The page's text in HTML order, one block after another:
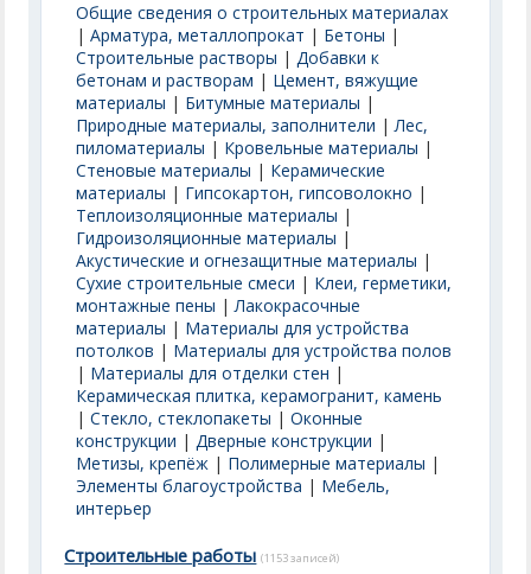
Общие сведения о строительных материалах
|Арматура, металлопрокат | Бетоны |
Строительные растворы |Добавки к
бетонам и растворам | Цемент, вяжущие
материалы | Битумные материалы |
Природные материалы, заполнители |Лес,
пиломатериалы | Кровельные материалы |
Стеновые материалы | Керамические
материалы | Гипсокартон, гипсоволокно |
Теплоизоляционные материалы |
Гидроизоляционные материалы |
Акустические и огнезащитные материалы |
Сухие строительные смеси | Клеи, герметики,
монтажные пены |Лакокрасочные
материалы | Материалы для устройства
потолков | Материалы для устройства полов
| Материалы для отделки стен |
Керамическая плитка, керамогранит, камень
|Стекло, стеклопакеты |Оконные
конструкции |Дверные конструкции |
Метизы, крепёж | Полимерные материалы |
Элементы благоустройства | Мебель,
интерьер
Строительные работы (1153 записей)